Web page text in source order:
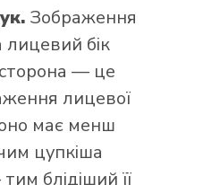
Зображення
бік
— це
лицевої
має менш
цупкіша
блідіший її